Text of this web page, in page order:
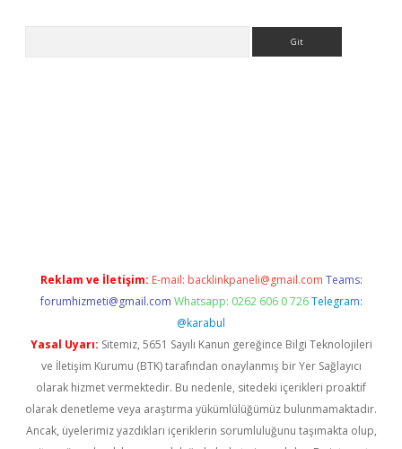
Reklam ve İletişim: E-mail: backlinkpaneli@gmail.com Teams:
forumhizmeti@gmail.com Whatsapp: 0262 606 0 726 Telegram:
@karabul
Yasal Uyarı: Sitemiz, 5651 Sayılı Kanun gereğince Bilgi Teknolojileri
ve İletişim Kurumu (BTK) tarafından onaylanmış bir Yer Sağlayıcı
olarak hizmet vermektedir. Bu nedenle, sitedeki içerikleri proaktif
olarak denetleme veya araştırma yükümlülüğümüz bulunmamaktadır.
Ancak, üyelerimiz yazdıkları içeriklerin sorumluluğunu taşımakta olup,